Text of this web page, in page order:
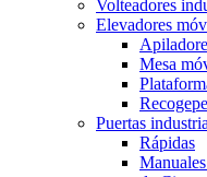
Volteadores
Elevadores
Mesa
Puertas
Rápidas